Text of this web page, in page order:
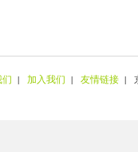
们 | 加入我们 | 友情链接 |